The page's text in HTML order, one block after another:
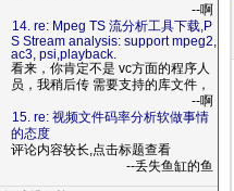
--啊
14. re: Mpeg TS 流分析工具下载,P
S Stream analysis: support mpeg2,
ac3, psi,playback.
看来，你肯定不是 vc方面的程序人
员，我稍后传 需要支持的库文件，
--啊
15. re: 视频文件码率分析软做事情
的态度
评论内容较长,点击标题查看
--丢失鱼缸的鱼